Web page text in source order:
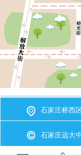
石家庄桥西
石家庄远大
备案号冀